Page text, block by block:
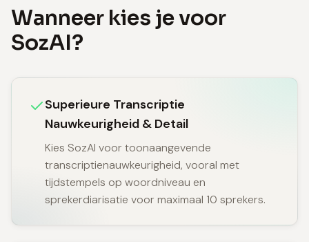
Wanneer kies je voor
SozAI?
Superieure Transcriptie
Nauwkeurigheid & Detail
Kies SozAI voor toonaangevende
transcriptienauwkeurigheid, vooral met
tijdstempels op woordniveau en
sprekerdiarisatie voor maximaal 10 sprekers.